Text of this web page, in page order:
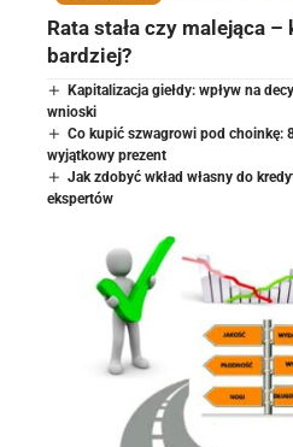
Rata stała czy malejąca –
bardziej?
Kapitalizacja giełdy: wpływ na
wnioski
Co kupić szwagrowi pod choinkę:
wyjątkowy prezent
Jak zdobyć wkład własny do
ekspertów